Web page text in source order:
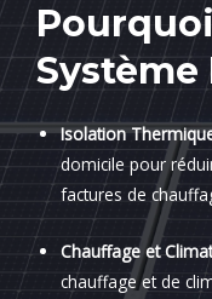
Système
Isolation
domicile pour
factures de
Chauffage et
chauffage et de